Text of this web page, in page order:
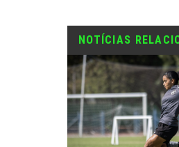
NOTÍCIAS